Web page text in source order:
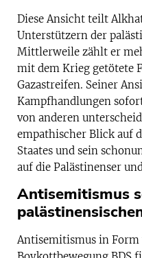
Diese Ansicht teilt
Unterstützern der
Mittlerweile zählt er
mit dem Krieg getötete
Gazastreifen. Seiner
Kampfhandlungen
von anderen
empathischer Blick auf
Staates und sein
auf die Palästinenser
Antisemitismus
Antisemitismus in Form